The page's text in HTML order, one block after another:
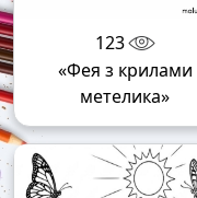
123
«Фея з крилами
метелика»